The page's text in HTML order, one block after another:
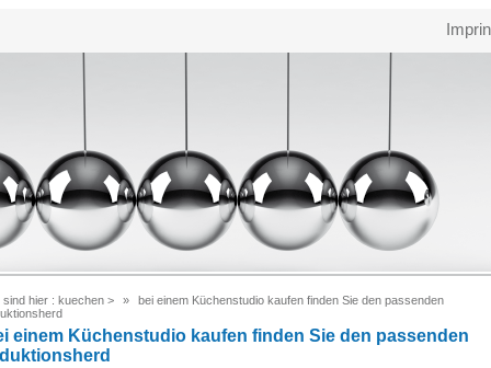
sind hier : kuechen >
bei einem Küchenstudio kaufen finden Sie den passenden
einem Küchenstudio kaufen finden Sie den passenden